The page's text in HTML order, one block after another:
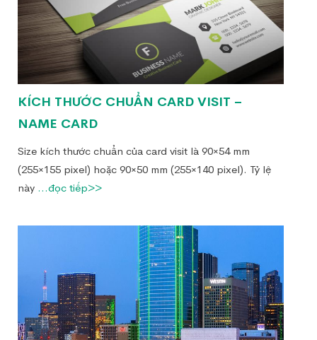
KÍCH THƯỚC CHUẨN CARD VISIT –
NAME CARD
Size kích thước chuẩn của card visit là 90×54 mm
(255×155 pixel) hoặc 90×50 mm (255×140 pixel). Tỷ lệ
này ...đọc tiếp>>